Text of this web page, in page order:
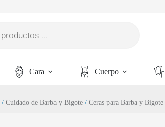
Cara Cuerpo
/Cuidado de Barba y Bigote /Ceras para Barba y Bigote